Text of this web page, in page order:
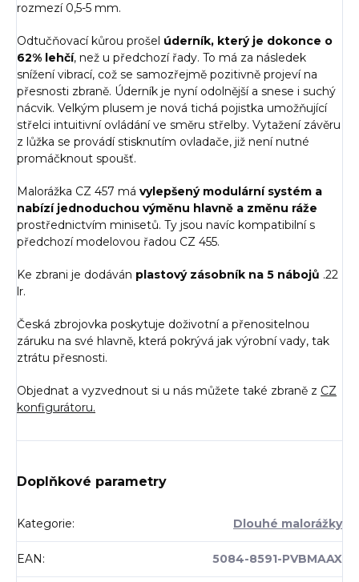
rozmezí 0,5-5 mm.
Odtučňovací kůrou prošel úderník, který je dokonce o
62% lehčí, než u předchozí řady. To má za následek
snížení vibrací, což se samozřejmě pozitivně projeví na
přesnosti zbraně. Úderník je nyní odolnější a snese i suchý
nácvik. Velkým plusem je nová tichá pojistka umožňující
střelci intuitivní ovládání ve směru střelby. Vytažení závěru
z lůžka se provádí stisknutím ovladače, již není nutné
promáčknout spoušť.
Malorážka CZ 457 má vylepšený modulární systém a
nabízí jednoduchou výměnu hlavně a změnu ráže
prostřednictvím minisetů. Ty jsou navíc kompatibilní s
předchozí modelovou řadou CZ 455.
Ke zbrani je dodáván plastový zásobník na 5 nábojů .22
lr.
Česká zbrojovka poskytuje doživotní a přenositelnou
záruku na své hlavně, která pokrývá jak výrobní vady, tak
ztrátu přesnosti.
Objednat a vyzvednout si u nás můžete také zbraně z CZ
konfigurátoru.
Doplňkové parametry
Kategorie: Dlouhé malorážky
EAN: 5084-8591-PVBMAAX